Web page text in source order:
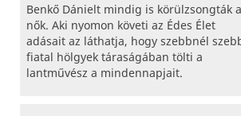
Benkő Dánielt mindig is körülzsongták a
nők. Aki nyomon követi az Édes Élet
adásait az láthatja, hogy szebbnél
fiatal hölgyek táraságában tölti a
lantművész a mindennapjait.